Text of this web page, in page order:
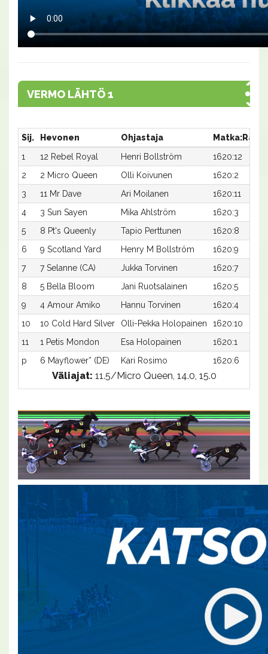
VERMO LÄHTÖ 1
Sij. Hevonen Ohjastaja
Matka:Rata
1
12 Rebel Royal Henri Bollström
1620:12
2
2 Micro Queen Olli Koivunen
1620:2
3
11 Mr Dave Ari Moilanen
1620:11
4
3 Sun Sayen Mika Ahlström
1620:3
5
8 Pt's Queenly Tapio Perttunen
1620:8
6
9 Scotland Yard Henry M Bollström
1620:9
7
7 Selanne (CA) Jukka Torvinen
1620:7
8
5 Bella Bloom Jani Ruotsalainen
1620:5
9
4 Amour Amiko Hannu Torvinen
1620:4
10
10 Cold Hard Silver Olli-Pekka Holopainen
1620:10
11
1 Petis Mondon Esa Holopainen
1620:1
p
6 Mayflower* (DE) Kari Rosimo 1620:6
Väliajat: 11.5/Micro Queen, 14.0, 15.0